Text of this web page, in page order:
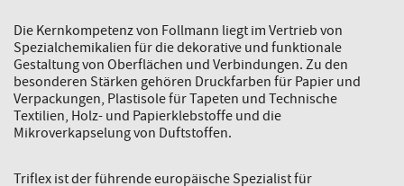
Die Kernkompetenz von Follmann liegt im Vertrieb von
Spezialchemikalien für die dekorative und funktionale
Gestaltung von Oberflächen und Verbindungen. Zu den
besonderen Stärken gehören Druckfarben für Papier und
Verpackungen, Plastisole für Tapeten und Technische
Textilien, Holz- und Papierklebstoffe und die
Mikroverkapselung von Duftstoffen.
Triflex ist der führende europäische Spezialist für